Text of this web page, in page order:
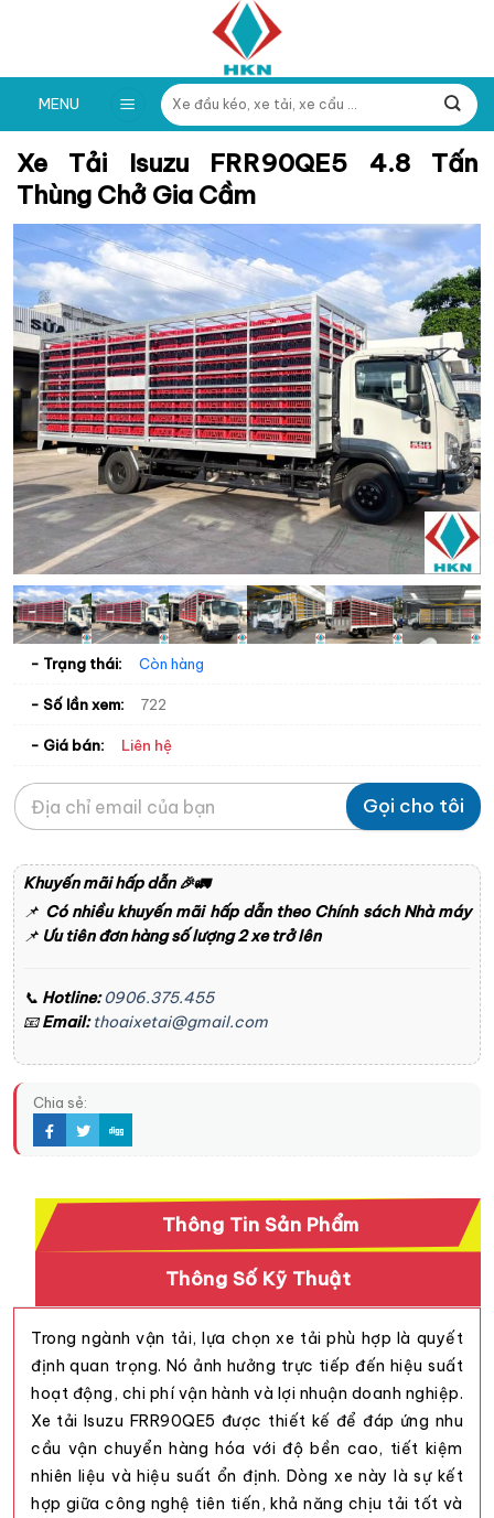
MENU
Tìm
kiếm:
Xe Tải Isuzu FRR90QE5 4.8 Tấn
Thùng Chở Gia Cầm
- Trạng thái: Còn hàng
- Số lần xem: 722
- Giá bán: Liên hệ
Gọi cho tôi
Khuyến mãi hấp dẫn🎉🚛
📌 Có nhiều khuyến mãi hấp dẫn theo Chính sách Nhà máy
📌 Ưu tiên đơn hàng số lượng 2 xe trở lên
📞 Hotline: 0906.375.455
📧Email: thoaixetai@gmail.com
Chia sẻ:
Thông Tin Sản Phẩm
Thông Số Kỹ Thuật
Trong ngành vận tải, lựa chọn xe tải phù hợp là quyết
định quan trọng. Nó ảnh hưởng trực tiếp đến hiệu suất
hoạt động, chi phí vận hành và lợi nhuận doanh nghiệp.
Xe tải Isuzu FRR90QE5 được thiết kế để đáp ứng nhu
cầu vận chuyển hàng hóa với độ bền cao, tiết kiệm
nhiên liệu và hiệu suất ổn định. Dòng xe này là sự kết
hợp giữa công nghệ tiên tiến, khả năng chịu tải tốt và